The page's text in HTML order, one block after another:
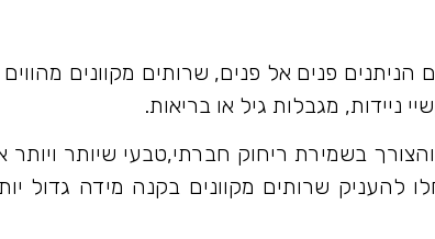
הניתנים פנים אל פנים, שרותים מקוונים
ניידות, מגבלות גיל או בריאות.
בשמירת ריחוק חברתי,טבעי שיותר ויותר
להעניק שרותים מקוונים בקנה מידה גדול